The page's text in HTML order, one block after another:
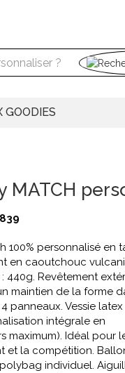
GOODIES
MATCH
100% personnalisé en
en caoutchouc
440g. Revêtement
maintien de la forme
panneaux. Vessie latex
intégrale en
maximum). Idéal pour
et la compétition.
individuel.